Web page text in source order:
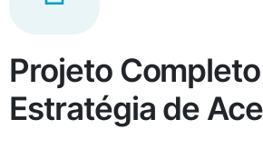
Projeto
Estratégia de